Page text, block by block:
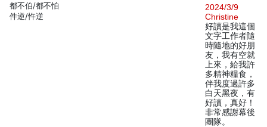
都不伯/都不怕
件逆/忤逆
2024/3/9
Christine
好讀是我這個
文字工作者隨
時隨地的好朋
友，我有空就
上來，給我許
多精神糧食，
伴我度過許多
白天黑夜，有
好讀，真好！
非常感謝幕後
團隊。